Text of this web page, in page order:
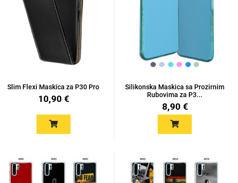
Slim Flexi Maskica za P30 Pro
10,90 €
Silikonska Maskica sa Prozirnim
Rubovima za P3...
8,90 €